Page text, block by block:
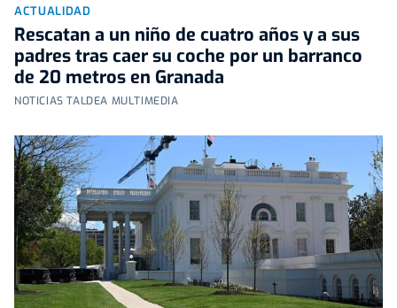
ACTUALIDAD
Rescatan a un niño de cuatro años y a sus
padres tras caer su coche por un barranco
de 20 metros en Granada
NOTICIAS TALDEA MULTIMEDIA